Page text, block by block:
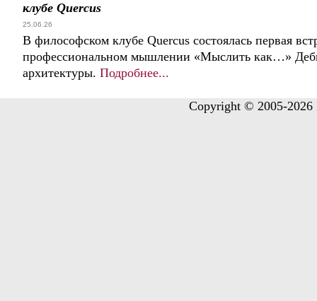
клубе Quercus
25.06.26
В философском клубе Quercus состоялась первая
профессиональном мышлении «Мыслить как…»
архитектуры. Подробнее...
Copyright © 2005-2026